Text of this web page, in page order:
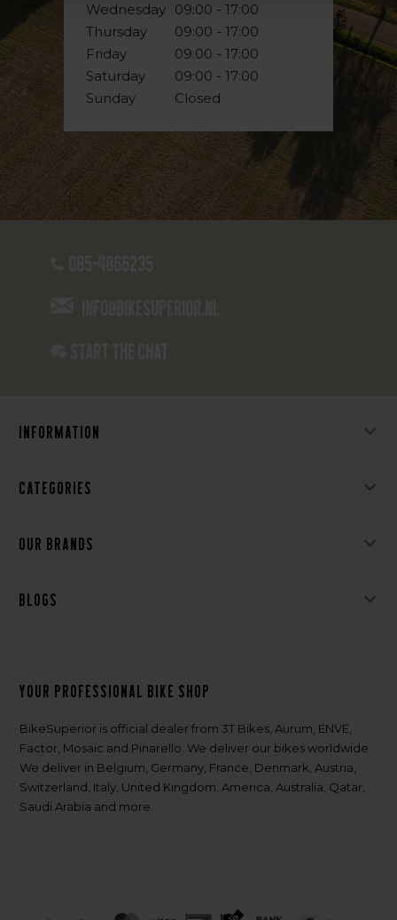
Wednesday
Thursday
Friday
Saturday
Sunday
09:00 - 17:00
09:00 - 17:00
09:00 - 17:00
09:00 - 17:00
Closed
Information
Categories
Our brands
Blogs
Your professional bike shop
BikeSuperior is official dealer from 3T Bikes, Aurum, ENVE,
Factor, Mosaic and Pinarello. We deliver our bikes worldwide.
We deliver in Belgium, Germany, France, Denmark, Austria,
Switzerland, Italy, United Kingdom, America, Australia, Qatar,
Saudi Arabia and more.